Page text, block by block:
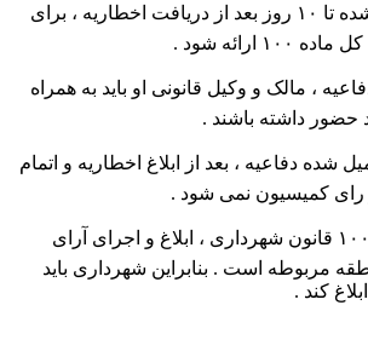
❗️ فرم دفاعیه تکمیل شده تا ۱۰ روز بعد از دریافت اخطاریه ، برای
ارائه شود .
، مالک و وکیل قانونی او باید به همراه
داشته باشند .
شده دفاعیه ، بعد از ابلاغ اخطاریه و اتمام
رای کمیسیون نمی شود .
❗️ طبق تبصره ۱ ماده ۱۰۰ قانون شهرداری ، ابلاغ و اجرای آرای
مربوطه است . بنابراین شهرداری باید
کند .